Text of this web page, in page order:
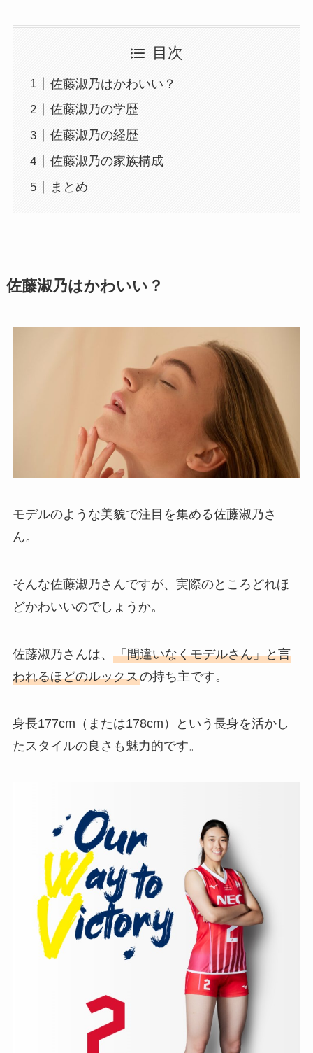
目次
佐藤淑乃はかわいい？
佐藤淑乃の学歴
佐藤淑乃の経歴
佐藤淑乃の家族構成
まとめ
佐藤淑乃はかわいい？
モデルのような美貌で注目を集める佐藤淑乃さ
ん。
そんな佐藤淑乃さんですが、実際のところどれほ
どかわいいのでしょうか。
佐藤淑乃さんは、 「間違いなくモデルさん」と言
われるほどのルックスの持ち主です。
身長177cm（または178cm）という長身を活かし
たスタイルの良さも魅力的です。